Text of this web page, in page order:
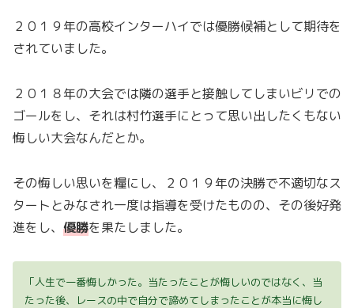
２０１９年の高校インターハイでは優勝候補として期待を
されていました。
２０１８年の大会では隣の選手と接触してしまいビリでの
ゴールをし、それは村竹選手にとって思い出したくもない
悔しい大会なんだとか。
その悔しい思いを糧にし、２０１９年の決勝で不適切なス
タートとみなされ一度は指導を受けたものの、その後好発
進をし、 優勝を果たしました。
「人生で一番悔しかった。当たったことが悔しいのではなく、当
たった後、レースの中で自分で諦めてしまったことが本当に悔し